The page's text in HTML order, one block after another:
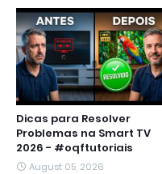
Dicas para Resolver
Problemas na Smart TV
2026 - #oqftutoriais
August 05, 2026